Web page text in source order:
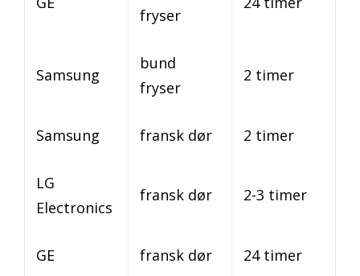
fryser
Samsung
bund
fryser
2 timer
Samsung fransk dør 2 timer
LG
Electronics
fransk dør 2-3 timer
GE fransk dør 24 timer